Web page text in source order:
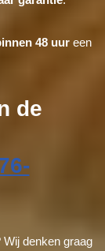
48 uureen
de
denken graag